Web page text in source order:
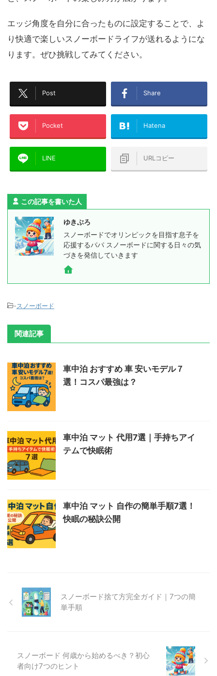
エッジ角度を自分に合ったものに設定することで、よ
り快適で楽しいスノーボードライフが送れるようにな
ります。ぜひ挑戦してみてください。
Post Share
Pocket Hatena
LINE URLコピー
この記事を書いた人
ゆきぶろ
スノーボードでオリンピックを目指す息子を
応援するパパ スノーボードに関する日々の気
づきを発信していきます
-スノーボード
関連記事
車中泊 おすすめ 車 安いモデル７
選！コスパ最強は？
車中泊 マット 代用7選｜手持ちアイ
テムで快眠術
車中泊 マット 自作の簡単手順7選！
快眠の秘訣公開
スノーボード捨て方完全ガイド｜7つの簡
単手順
スノーボード 何歳から始めるべき？初心
者向け7つのヒント